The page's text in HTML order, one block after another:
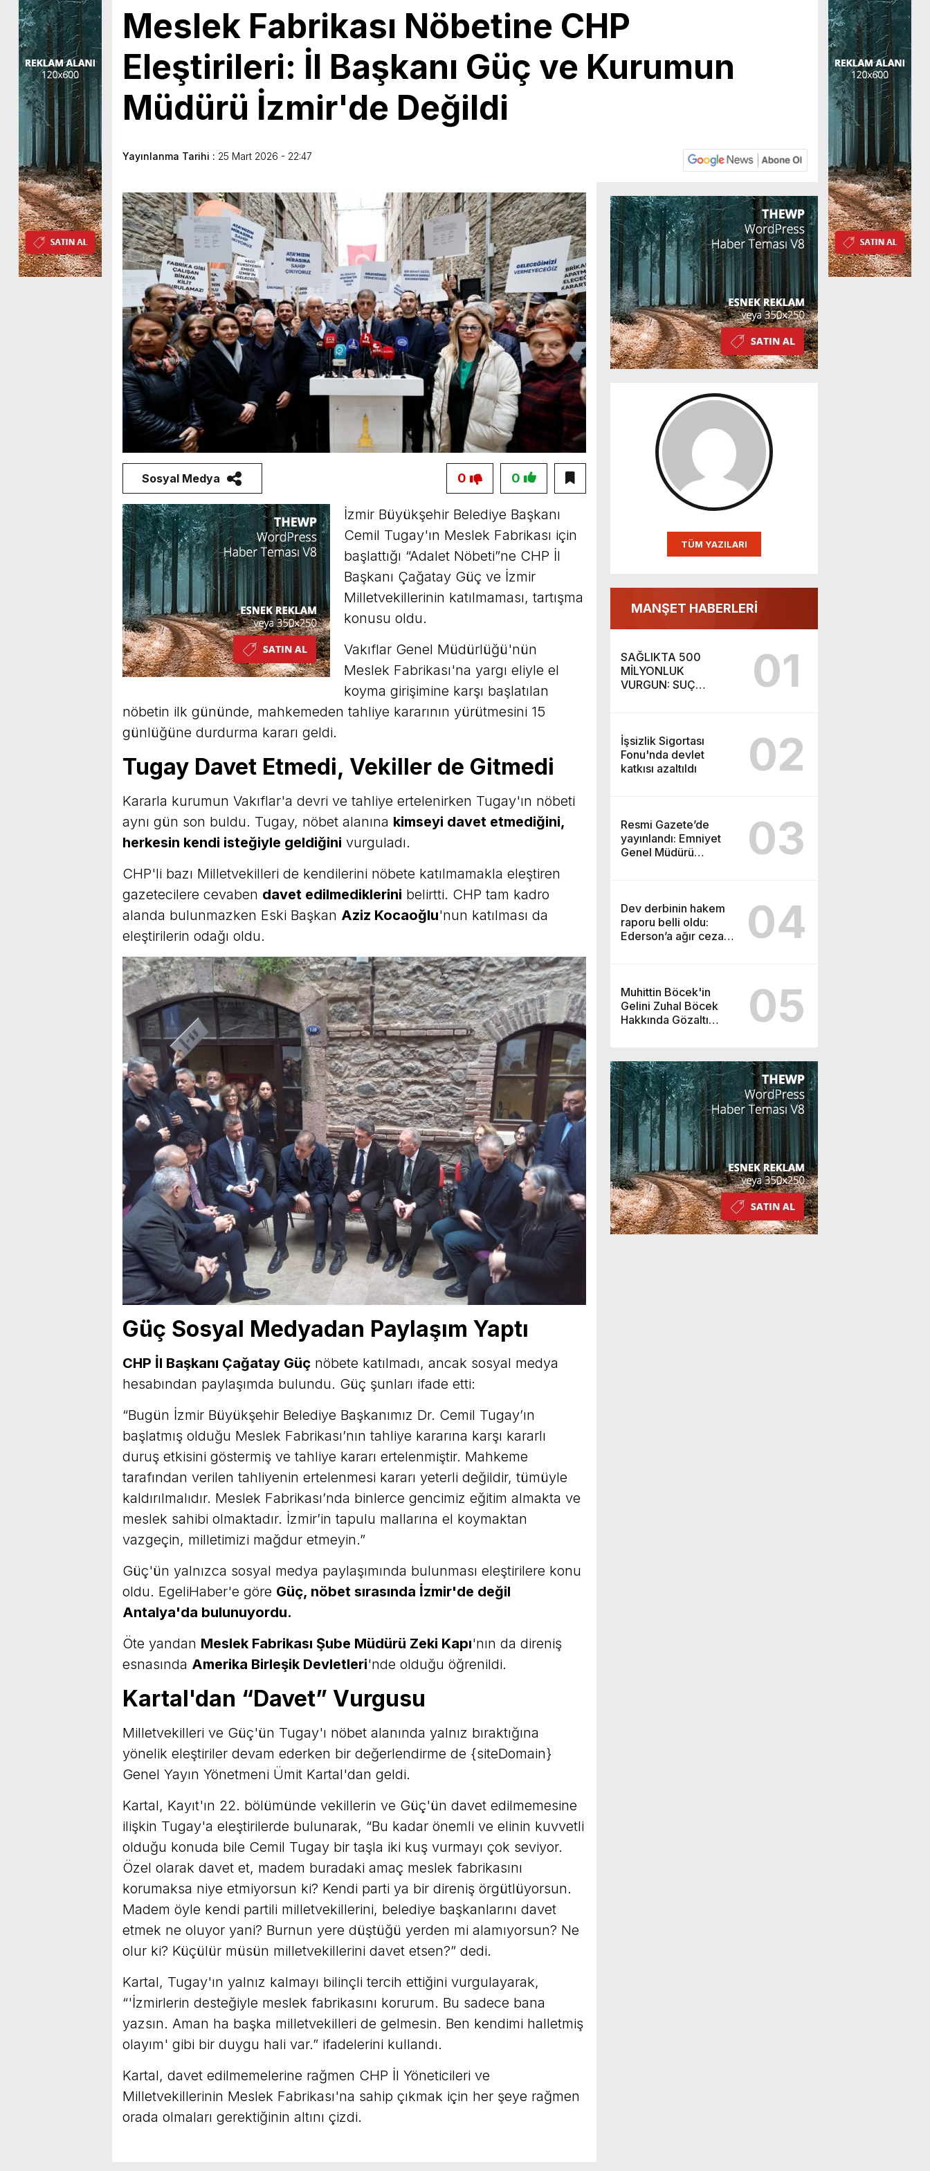
Meslek Fabrikası Nöbetine CHP
Eleştirileri: İl Başkanı Güç ve Kurumun
Müdürü İzmir'de Değildi
Yayınlanma Tarihi : 25 Mart 2026 - 22:47
TÜM YAZILARI
MANŞET HABERLERİ
SAĞLIKTA 500
MİLYONLUK
VURGUN: SUÇ
01
İşsizlik Sigortası
Fonu'nda devlet
katkısı azaltıldı
02
Resmi Gazete’de
yayınlandı: Emniyet
Genel Müdürü
03
Dev derbinin hakem
raporu belli oldu:
Ederson’a ağır ceza
04
Muhittin Böcek'in
Gelini Zuhal Böcek
Hakkında Gözaltı
05
Sosyal Medya 0
0
İzmir Büyükşehir Belediye Başkanı
Cemil Tugay'ın Meslek Fabrikası için
başlattığı “Adalet Nöbeti”ne CHP İl
Başkanı Çağatay Güç ve İzmir
Milletvekillerinin katılmaması, tartışma
konusu oldu.
Vakıflar Genel Müdürlüğü'nün
Meslek Fabrikası'na yargı eliyle el
koyma girişimine karşı başlatılan
nöbetin ilk gününde, mahkemeden tahliye kararının yürütmesini 15
günlüğüne durdurma kararı geldi.
Tugay Davet Etmedi, Vekiller de Gitmedi
Kararla kurumun Vakıflar'a devri ve tahliye ertelenirken Tugay'ın nöbeti
aynı gün son buldu. Tugay, nöbet alanına kimseyi davet etmediğini,
herkesin kendi isteğiyle geldiğini vurguladı.
CHP'li bazı Milletvekilleri de kendilerini nöbete katılmamakla eleştiren
gazetecilere cevaben davet edilmediklerini belirtti. CHP tam kadro
alanda bulunmazken Eski Başkan Aziz Kocaoğlu'nun katılması da
eleştirilerin odağı oldu.
Güç Sosyal Medyadan Paylaşım Yaptı
CHP İl Başkanı Çağatay Güç nöbete katılmadı, ancak sosyal medya
hesabından paylaşımda bulundu. Güç şunları ifade etti:
“Bugün İzmir Büyükşehir Belediye Başkanımız Dr. Cemil Tugay’ın
başlatmış olduğu Meslek Fabrikası’nın tahliye kararına karşı kararlı
duruş etkisini göstermiş ve tahliye kararı ertelenmiştir. Mahkeme
tarafından verilen tahliyenin ertelenmesi kararı yeterli değildir, tümüyle
kaldırılmalıdır. Meslek Fabrikası’nda binlerce gencimiz eğitim almakta ve
meslek sahibi olmaktadır. İzmir’in tapulu mallarına el koymaktan
vazgeçin, milletimizi mağdur etmeyin.”
Güç'ün yalnızca sosyal medya paylaşımında bulunması eleştirilere konu
oldu. EgeliHaber'e göre Güç, nöbet sırasında İzmir'de değil
Antalya'da bulunuyordu.
Öte yandan Meslek Fabrikası Şube Müdürü Zeki Kapı'nın da direniş
esnasında Amerika Birleşik Devletleri'nde olduğu öğrenildi.
Kartal'dan “Davet” Vurgusu
Milletvekilleri ve Güç'ün Tugay'ı nöbet alanında yalnız bıraktığına
yönelik eleştiriler devam ederken bir değerlendirme de {siteDomain}
Genel Yayın Yönetmeni Ümit Kartal'dan geldi.
Kartal, Kayıt'ın 22. bölümünde vekillerin ve Güç'ün davet edilmemesine
ilişkin Tugay'a eleştirilerde bulunarak, “Bu kadar önemli ve elinin kuvvetli
olduğu konuda bile Cemil Tugay bir taşla iki kuş vurmayı çok seviyor.
Özel olarak davet et, madem buradaki amaç meslek fabrikasını
korumaksa niye etmiyorsun ki? Kendi parti ya bir direniş örgütlüyorsun.
Madem öyle kendi partili milletvekillerini, belediye başkanlarını davet
etmek ne oluyor yani? Burnun yere düştüğü yerden mi alamıyorsun? Ne
olur ki? Küçülür müsün milletvekillerini davet etsen?” dedi.
Kartal, Tugay'ın yalnız kalmayı bilinçli tercih ettiğini vurgulayarak,
“'İzmirlerin desteğiyle meslek fabrikasını korurum. Bu sadece bana
yazsın. Aman ha başka milletvekilleri de gelmesin. Ben kendimi halletmiş
olayım' gibi bir duygu hali var.” ifadelerini kullandı.
Kartal, davet edilmemelerine rağmen CHP İl Yöneticileri ve
Milletvekillerinin Meslek Fabrikası'na sahip çıkmak için her şeye rağmen
orada olmaları gerektiğinin altını çizdi.